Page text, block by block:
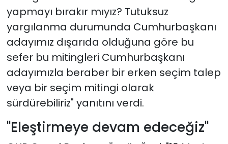
yapmayı bırakır mıyız? Tutuksuz
yargılanma durumunda Cumhurbaşkanı
adayımız dışarıda olduğuna göre bu
sefer bu mitingleri Cumhurbaşkanı
adayımızla beraber bir erken seçim talep
veya bir seçim mitingi olarak
sürdürebiliriz" yanıtını verdi.
"Eleştirmeye devam edeceğiz"